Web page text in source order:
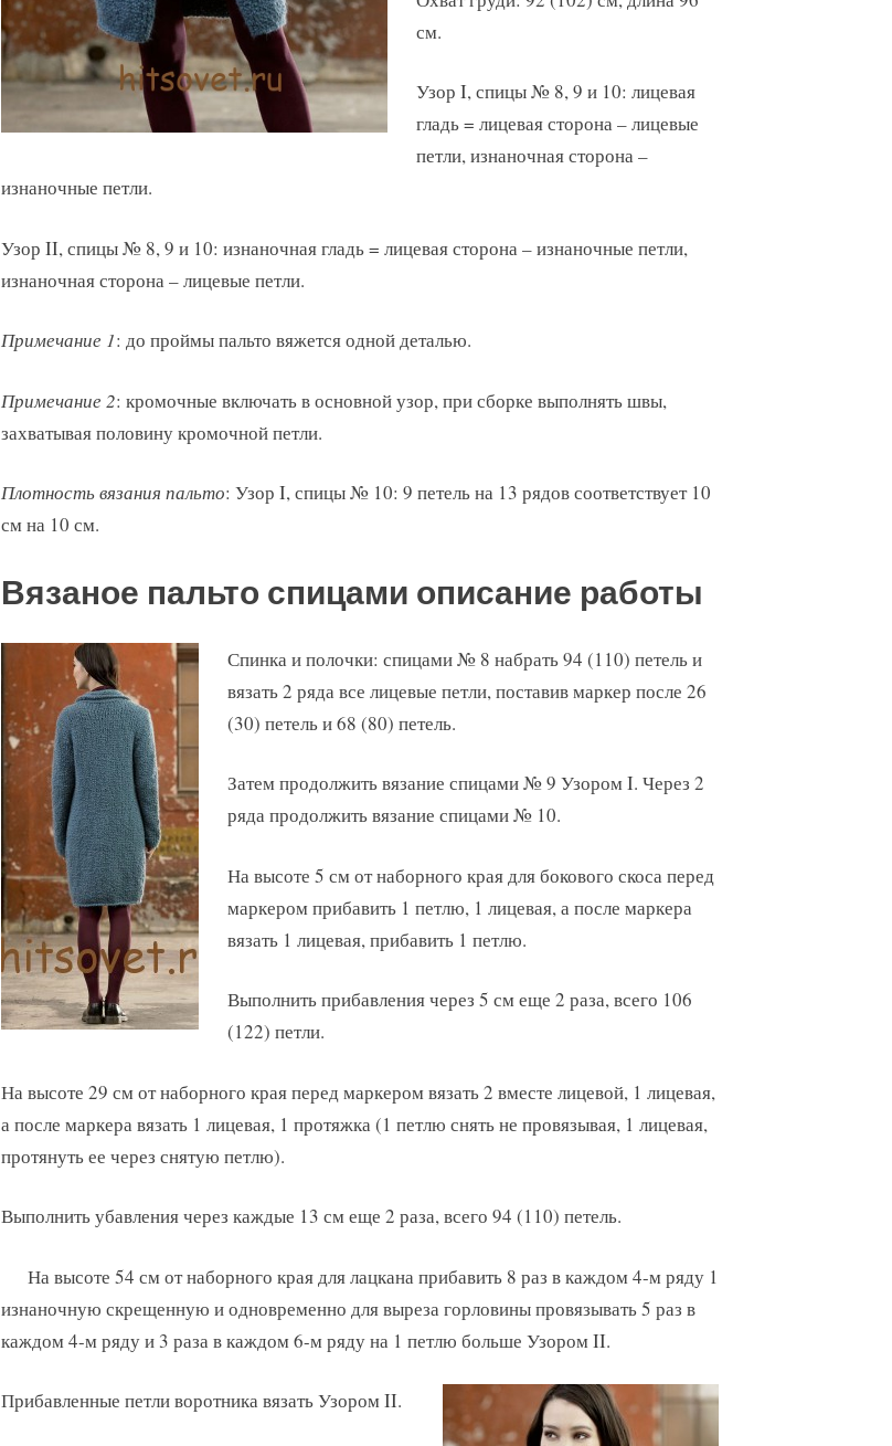
см.
Узор I, спицы № 8, 9 и 10: лицевая
гладь = лицевая сторона – лицевые
петли, изнаночная сторона –
изнаночные петли.
Узор II, спицы № 8, 9 и 10: изнаночная гладь = лицевая сторона – изнаночные петли,
изнаночная сторона – лицевые петли.
Примечание 1: до проймы пальто вяжется одной деталью.
Примечание 2: кромочные включать в основной узор, при сборке выполнять швы,
захватывая половину кромочной петли.
Плотность вязания пальто: Узор I, спицы № 10: 9 петель на 13 рядов соответствует 10
см на 10 см.
Вязаное пальто спицами описание работы
Спинка и полочки: спицами № 8 набрать 94 (110) петель и
вязать 2 ряда все лицевые петли, поставив маркер после 26
(30) петель и 68 (80) петель.
Затем продолжить вязание спицами № 9 Узором I. Через 2
ряда продолжить вязание спицами № 10.
На высоте 5 см от наборного края для бокового скоса перед
маркером прибавить 1 петлю, 1 лицевая, а после маркера
вязать 1 лицевая, прибавить 1 петлю.
Выполнить прибавления через 5 см еще 2 раза, всего 106
(122) петли.
На высоте 29 см от наборного края перед маркером вязать 2 вместе лицевой, 1 лицевая,
а после маркера вязать 1 лицевая, 1 протяжка (1 петлю снять не провязывая, 1 лицевая,
протянуть ее через снятую петлю).
Выполнить убавления через каждые 13 см еще 2 раза, всего 94 (110) петель.
На высоте 54 см от наборного края для лацкана прибавить 8 раз в каждом 4-м ряду 1
изнаночную скрещенную и одновременно для выреза горловины провязывать 5 раз в
каждом 4-м ряду и 3 раза в каждом 6-м ряду на 1 петлю больше Узором II.
Прибавленные петли воротника вязать Узором II.